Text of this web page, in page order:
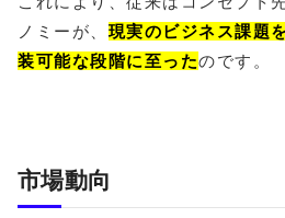
ノミーが、 現実のビジネス課題
装可能な段階に至ったのです。
市場動向